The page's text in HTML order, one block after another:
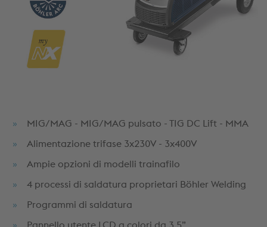
MIG/MAG - MIG/MAG pulsato - TIG DC Lift - MMA
Alimentazione trifase 3x230V - 3x400V
Ampie opzioni di modelli trainafilo
4 processi di saldatura proprietari Böhler Welding
Programmi di saldatura